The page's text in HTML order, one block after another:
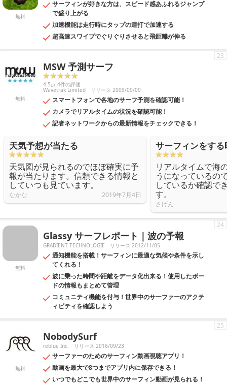
無料
サーフィンが好きな方は、スピード感あふれるジャンプ
で盛り上がる
加速機能は走行時にタップの連打で加速する
超高速スワイプでぐりぐりさせると飛距離が伸る
無料
MSW 予測サーフ
4.5点 4件の評価
Wavetrak Limited リリース 2009/09/09
スマートフォンで各地のサーフ予測を確認可能！
カメラでリアルタイムの状況を確認可能！
記者ネットワークからの最新情報をチェックできる！
23
天気予想が当たる
天気図が見られるのでほぼ確実に予
報が当たります。信頼できる情報と
していつも見ています。
なかな 2019年7月4日
サーフィンをす
リアルタイムで海
うになっているの
しているか確認で
す。
さげん
無料
Glassy サーフレポート｜波の予報
GRADIENT TECHNOLOGIE リリース 2012/11/05
通知機能を搭載！サーフィンに最適な気候や条件を示し
てくれる！
波に乗った時間や距離をデータ化出来る！使用したボー
ドの情報もまとめて管理
コミュニティ機能を付与！世界中のサーファーのアクテ
ィビティを確認しよう
24
無料
NobodySurf
reblue Inc. リリース 2016/09/23
サーファーのためのサーフィン動画視聴アプリ！
動画を最大で8つまでアプリ内に保存できる！
いつでもどこでも世界中のサーフィン動画が見られる！
25